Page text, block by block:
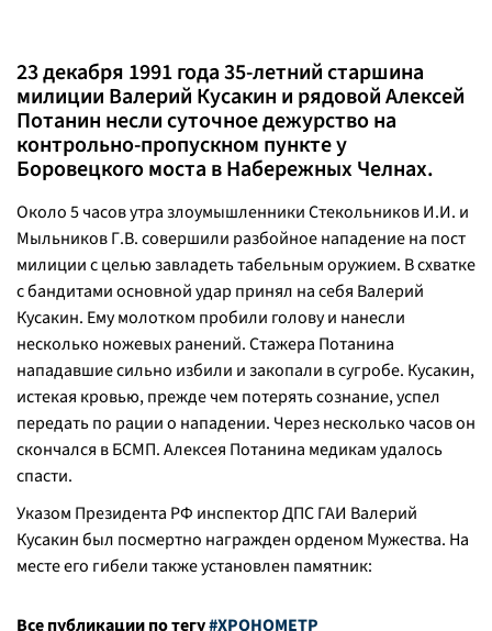
23 декабря 1991 года 35-летний старшина
милиции Валерий Кусакин и рядовой Алексей
Потанин несли суточное дежурство на
контрольно-пропускном пункте у
Боровецкого моста в Набережных Челнах.
Около 5 часов утра злоумышленники Стекольников И.И. и
Мыльников Г.В. совершили разбойное нападение на пост
милиции с целью завладеть табельным оружием. В схватке
с бандитами основной удар принял на себя Валерий
Кусакин. Ему молотком пробили голову и нанесли
несколько ножевых ранений. Стажера Потанина
нападавшие сильно избили и закопали в сугробе. Кусакин,
истекая кровью, прежде чем потерять сознание, успел
передать по рации о нападении. Через несколько часов он
скончался в БСМП. Алексея Потанина медикам удалось
спасти.
Указом Президента РФ инспектор ДПС ГАИ Валерий
Кусакин был посмертно награжден орденом Мужества. На
месте его гибели также установлен памятник:
Все публикации по тегу#ХРОНОМЕТР